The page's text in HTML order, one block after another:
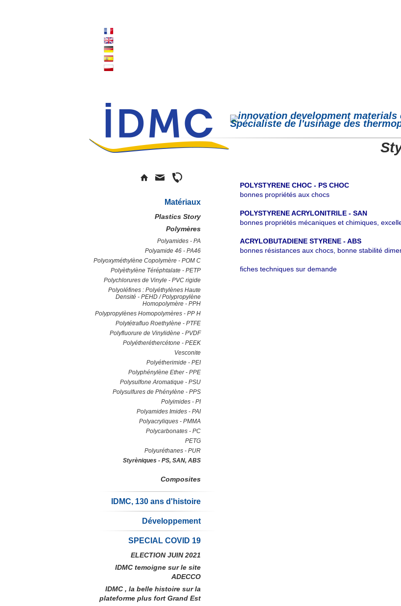
Matériaux
Plastics Story
Polymères
Polyamides - PA
Polyamide 46 - PA46
Polyoxyméthylène Copolymère - POM C
Polyèthylène Téréphtalate - PETP
Polychlorures de Vinyle - PVC rigide
Polyoléfines : Polyéthylènes Haute
Densité - PEHD / Polypropylène
Homopolymère - PPH
Polypropylènes Homopolymères - PP H
Polytétrafluo Roethylène - PTFE
Polyfluorure de Vinylidène - PVDF
Polyétheréthercétone - PEEK
Vesconite
Polyétherimide - PEI
Polyphénylène Ether - PPE
Polysulfone Aromatique - PSU
Polysulfures de Phénylène - PPS
Polyimides - PI
Polyamides Imides - PAI
Polyacryliques - PMMA
Polycarbonates - PC
PETG
Polyuréthanes - PUR
Styrèniques - PS, SAN, ABS
Composites
IDMC, 130 ans d'histoire
Développement
SPECIAL COVID 19
ELECTION JUIN 2021
IDMC temoigne sur le site
ADECCO
IDMC , la belle histoire sur la
plateforme plus fort Grand Est
Spécialiste de l'usinage des
POLYSTYRENE CHOC - PS CHOC
bonnes propriétés aux chocs
POLYSTYRENE ACRYLONITRILE - SAN
bonnes propriétés mécaniques et chimiques,
ACRYLOBUTADIENE STYRENE - ABS
bonnes résistances aux chocs, bonne stabilité
fiches techniques sur demande